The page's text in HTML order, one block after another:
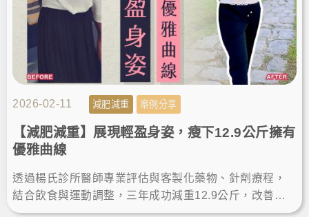
2026-02-11 減肥減重 案例分享
【減肥減重】展現輕盈身姿，瘦下12.9公斤擁有
優雅曲線
透過楊氏診所醫師專業評估與客製化藥物、針劑療程，
結合飲食與運動調整，三年成功減重12.9公斤，改善體
脂、膽固醇與心血管風險，重獲輕盈身姿與健康自信。